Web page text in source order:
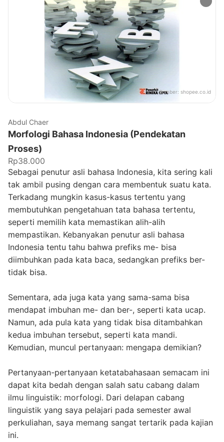
Sumber: shopee.co.id
Abdul Chaer
Morfologi Bahasa Indonesia (Pendekatan
Proses)
Rp38.000
Sebagai penutur asli bahasa Indonesia, kita sering kali
tak ambil pusing dengan cara membentuk suatu kata.
Terkadang mungkin kasus-kasus tertentu yang
membutuhkan pengetahuan tata bahasa tertentu,
seperti memilih kata memastikan alih-alih
mempastikan. Kebanyakan penutur asli bahasa
Indonesia tentu tahu bahwa prefiks me- bisa
diimbuhkan pada kata baca, sedangkan prefiks ber-
tidak bisa.
Sementara, ada juga kata yang sama-sama bisa
mendapat imbuhan me- dan ber-, seperti kata ucap.
Namun, ada pula kata yang tidak bisa ditambahkan
kedua imbuhan tersebut, seperti kata mandi.
Kemudian, muncul pertanyaan: mengapa demikian?
Pertanyaan-pertanyaan ketatabahasaan semacam ini
dapat kita bedah dengan salah satu cabang dalam
ilmu linguistik: morfologi. Dari delapan cabang
linguistik yang saya pelajari pada semester awal
perkuliahan, saya memang sangat tertarik pada kajian
ini.